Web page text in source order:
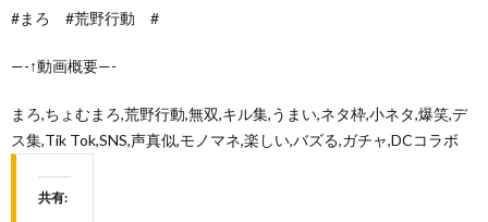
#まろ #荒野行動 #
—-↑動画概要—-
まろ,ちょむまろ,荒野行動,無双,キル集,うまい,ネタ枠,小ネタ,爆笑,デ
ス集,Tik Tok,SNS,声真似,モノマネ,楽しい,バズる,ガチャ,DCコラボ
共有: